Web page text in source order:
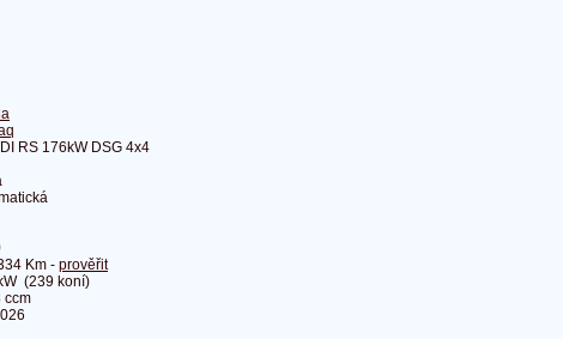
RS 176kW DSG 4x4
Km - prověřit
(239 koní)
ccm